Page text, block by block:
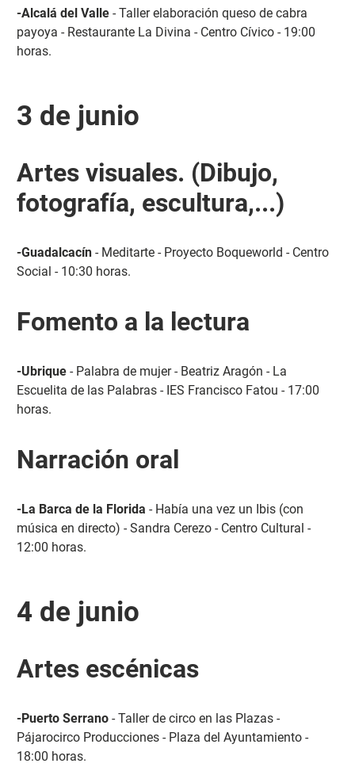
-Alcalá del Valle- Taller elaboración queso de cabra
payoya - Restaurante La Divina - Centro Cívico - 19:00
horas.
3 de junio
Artes visuales. (Dibujo,
fotografía, escultura,...)
-Guadalcacín- Meditarte - Proyecto Boqueworld - Centro
Social - 10:30 horas.
Fomento a la lectura
-Ubrique- Palabra de mujer - Beatriz Aragón - La
Escuelita de las Palabras - IES Francisco Fatou - 17:00
horas.
Narración oral
-La Barca de la Florida - Había una vez un Ibis (con
música en directo) - Sandra Cerezo - Centro Cultural -
12:00 horas.
4 de junio
Artes escénicas
-Puerto Serrano- Taller de circo en las Plazas -
Pájarocirco Producciones - Plaza del Ayuntamiento -
18:00 horas.